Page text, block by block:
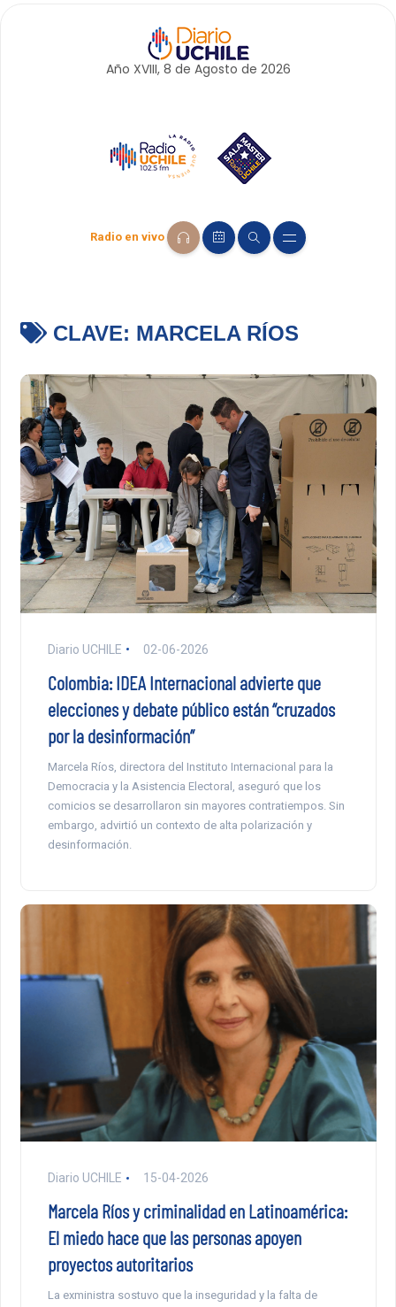
Año XVIII, 8 de Agosto de 2026
Radio en vivo
CLAVE: MARCELA RÍOS
Diario UCHILE 02-06-2026
Colombia: IDEA Internacional advierte que
elecciones y debate público están “cruzados
por la desinformación”
Marcela Ríos, directora del Instituto Internacional para la
Democracia y la Asistencia Electoral, aseguró que los
comicios se desarrollaron sin mayores contratiempos. Sin
embargo, advirtió un contexto de alta polarización y
desinformación.
Diario UCHILE 15-04-2026
Marcela Ríos y criminalidad en Latinoamérica:
El miedo hace que las personas apoyen
proyectos autoritarios
La exministra sostuvo que la inseguridad y la falta de